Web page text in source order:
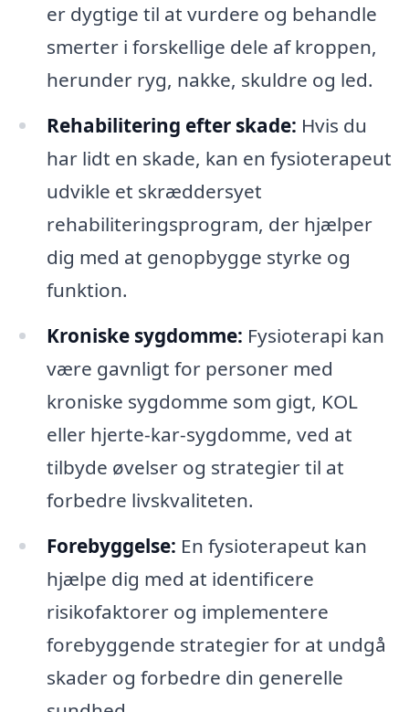
er dygtige til at vurdere og behandle
smerter i forskellige dele af kroppen,
herunder ryg, nakke, skuldre og led.
Rehabilitering efter skade: Hvis du
har lidt en skade, kan en fysioterapeut
udvikle et skræddersyet
rehabiliteringsprogram, der hjælper
dig med at genopbygge styrke og
funktion.
Kroniske sygdomme: Fysioterapi kan
være gavnligt for personer med
kroniske sygdomme som gigt, KOL
eller hjerte-kar-sygdomme, ved at
tilbyde øvelser og strategier til at
forbedre livskvaliteten.
Forebyggelse: En fysioterapeut kan
hjælpe dig med at identificere
risikofaktorer og implementere
forebyggende strategier for at undgå
skader og forbedre din generelle